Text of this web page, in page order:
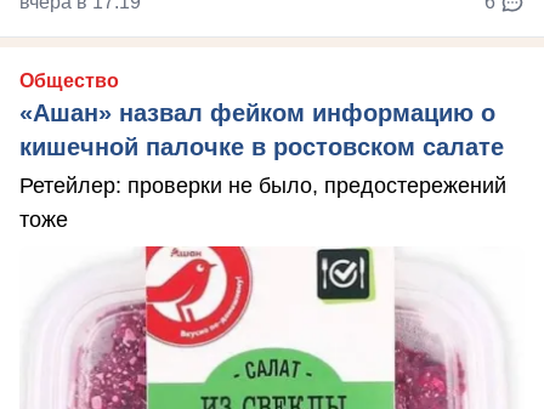
Общество
«Ашан» назвал фейком информацию о
кишечной палочке в ростовском салате
Ретейлер: проверки не было, предостережений
тоже